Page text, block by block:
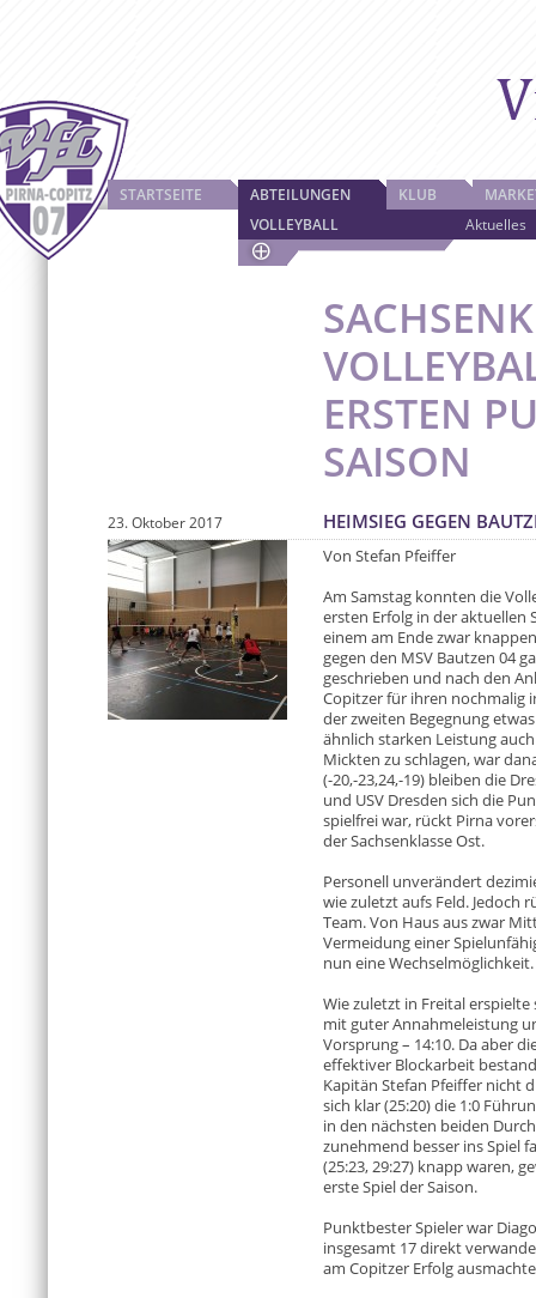
STARTSEITE
ABTEILUNGEN
VOLLEYBALL
Aktuelles
KLUB
ERSTEN
SAISON
HEIMSIEG GEGEN
23. Oktober 2017
Von Stefan Pfeiffer
Am Samstag konnten die
ersten Erfolg in der aktuellen
einem am Ende zwar
gegen den MSV Bautzen 04
geschrieben und nach den
Copitzer für ihren nochmalig
der zweiten Begegnung
ähnlich starken Leistung
Mickten zu schlagen, war
(-20,-23,24,-19) bleiben die
und USV Dresden sich die
spielfrei war, rückt Pirna
der Sachsenklasse Ost.
Personell unverändert
wie zuletzt aufs Feld. Jedoch
Team. Von Haus aus zwar
Vermeidung einer
nun eine Wechselmöglichkeit.
Wie zuletzt in Freital erspielte
mit guter Annahmeleistung
Vorsprung – 14:10. Da aber
effektiver Blockarbeit
Kapitän Stefan Pfeiffer nicht
sich klar (25:20) die 1:0
in den nächsten beiden
zunehmend besser ins Spiel
(25:23, 29:27) knapp waren,
erste Spiel der Saison.
Punktbester Spieler war
insgesamt 17 direkt
am Copitzer Erfolg